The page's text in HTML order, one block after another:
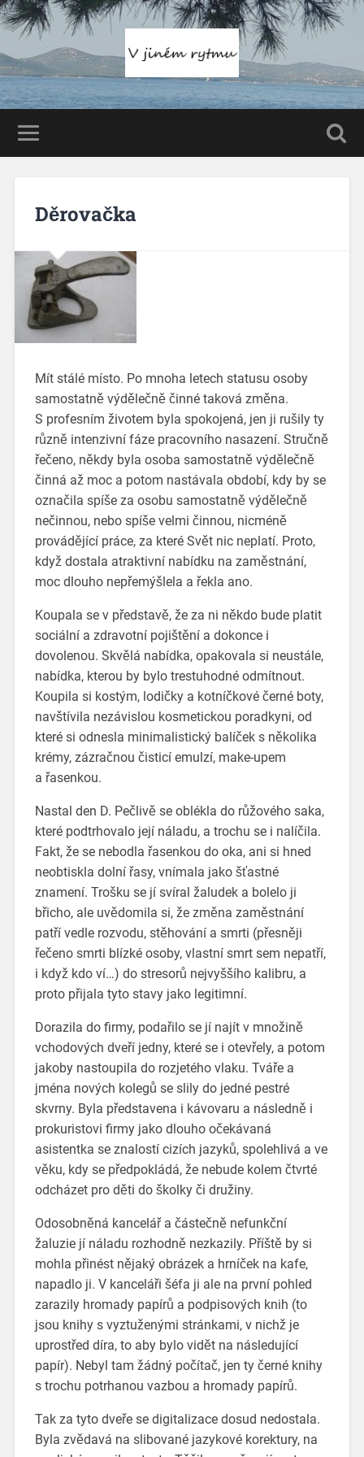
Děrovačka
Mít stálé místo. Po mnoha letech statusu osoby
samostatně výdělečně činné taková změna.
S profesním životem byla spokojená, jen ji rušily ty
různě intenzivní fáze pracovního nasazení. Stručně
řečeno, někdy byla osoba samostatně výdělečně
činná až moc a potom nastávala období, kdy by se
označila spíše za osobu samostatně výdělečně
nečinnou, nebo spíše velmi činnou, nicméně
provádějící práce, za které Svět nic neplatí. Proto,
když dostala atraktivní nabídku na zaměstnání,
moc dlouho nepřemýšlela a řekla ano.
Koupala se v představě, že za ni někdo bude platit
sociální a zdravotní pojištění a dokonce i
dovolenou. Skvělá nabídka, opakovala si neustále,
nabídka, kterou by bylo trestuhodné odmítnout.
Koupila si kostým, lodičky a kotníčkové černé boty,
navštívila nezávislou kosmetickou poradkyni, od
které si odnesla minimalistický balíček s několika
krémy, zázračnou čisticí emulzí, make-upem
a řasenkou.
Nastal den D. Pečlivě se oblékla do růžového saka,
které podtrhovalo její náladu, a trochu se i nalíčila.
Fakt, že se nebodla řasenkou do oka, ani si hned
neobtiskla dolní řasy, vnímala jako šťastné
znamení. Trošku se jí svíral žaludek a bolelo ji
břicho, ale uvědomila si, že změna zaměstnání
patří vedle rozvodu, stěhování a smrti (přesněji
řečeno smrti blízké osoby, vlastní smrt sem nepatří,
i když kdo ví…) do stresorů nejvyššího kalibru, a
proto přijala tyto stavy jako legitimní.
Dorazila do firmy, podařilo se jí najít v množině
vchodových dveří jedny, které se i otevřely, a potom
jakoby nastoupila do rozjetého vlaku. Tváře a
jména nových kolegů se slily do jedné pestré
skvrny. Byla představena i kávovaru a následně i
prokuristovi firmy jako dlouho očekávaná
asistentka se znalostí cizích jazyků, spolehlivá a ve
věku, kdy se předpokládá, že nebude kolem čtvrté
odcházet pro děti do školky či družiny.
Odosobněná kancelář a částečně nefunkční
žaluzie jí náladu rozhodně nezkazily. Příště by si
mohla přinést nějaký obrázek a hrníček na kafe,
napadlo ji. V kanceláři šéfa ji ale na první pohled
zarazily hromady papírů a podpisových knih (to
jsou knihy s vyztuženými stránkami, v nichž je
uprostřed díra, to aby bylo vidět na následující
papír). Nebyl tam žádný počítač, jen ty černé knihy
s trochu potrhanou vazbou a hromady papírů.
Tak za tyto dveře se digitalizace dosud nedostala.
Byla zvědavá na slibované jazykové korektury, na